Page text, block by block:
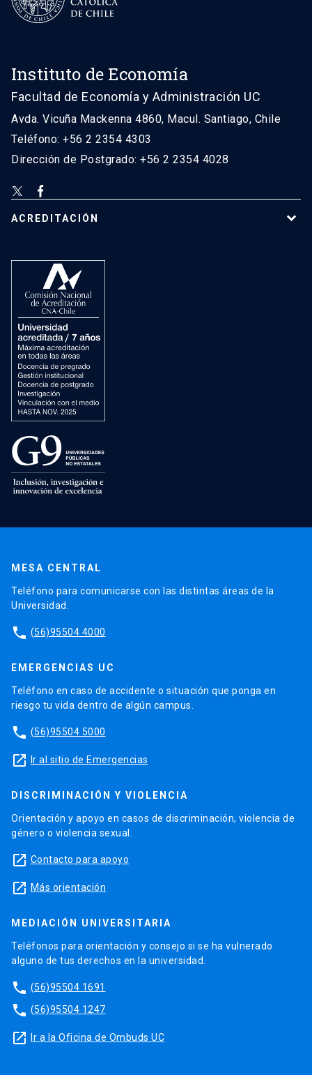
Instituto de Economía
Facultad de Economía y Administración UC
Avda. Vicuña Mackenna 4860, Macul. Santiago, Chile
Teléfono: +56 2 2354 4303
Dirección de Postgrado: +56 2 2354 4028
ACREDITACIÓN
MESA CENTRAL
Teléfono para comunicarse con las distintas áreas de la
Universidad.
phone (56)95504 4000
EMERGENCIAS UC
Teléfono en caso de accidente o situación que ponga en
riesgo tu vida dentro de algún campus.
phone (56)95504 5000
launch Ir al sitio de Emergencias
DISCRIMINACIÓN Y VIOLENCIA
Orientación y apoyo en casos de discriminación, violencia de
género o violencia sexual.
launch Contacto para apoyo
launch Más orientación
MEDIACIÓN UNIVERSITARIA
Teléfonos para orientación y consejo si se ha vulnerado
alguno de tus derechos en la universidad.
phone (56)95504 1691
phone (56)95504 1247
launch Ir a la Oficina de Ombuds UC